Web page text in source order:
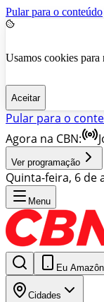
Pular para o conteúdo
Usamos cookies para
Aceitar
Pular para o
Agora na CBN:
Ver programação
Quinta-feira, 6 de
Menu
Eu
Cidades